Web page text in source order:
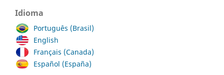
Idioma
Português (Brasil)
English
Français (Canada)
Español (España)